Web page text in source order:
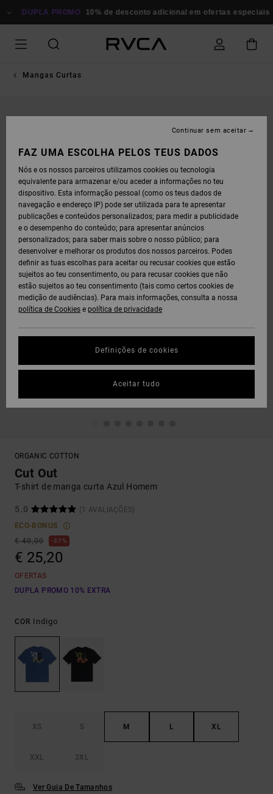
PARADUPLA PROMO 10% de desconto adicional em ofertas especiais
Mangas Curtas
ORGANIC COTTON
Cut Out
T-shirt de manga curta Azul Homem
5.0
(1 AVALIAÇÕES)
ECO-BONUS
€ 40,00
37%
€ 25,20
OFERTAS
DUPLA PROMO 10% EXTRA
COR Indigo
XS S M L XL
XXL 3XL
Ver Guia De Tamanhos
FAZ UMA ESCOLHA PELOS TEUS DADOS
Nós e os nossos parceiros utilizamos cookies ou tecnologia
equivalente para armazenar e/ou aceder a informações no teu
dispositivo. Esta informação pessoal (como os teus dados de
navegação e endereço IP) pode ser utilizada para te apresentar
publicações e conteúdos personalizados; para medir a publicidade
e o desempenho do conteúdo; para apresentar anúncios
personalizados; para saber mais sobre o nosso público; para
desenvolver e melhorar os produtos dos nossos parceiros. Podes
definir as tuas escolhas para aceitar ou recusar cookies que estão
sujeitos ao teu consentimento, ou para recusar cookies que não
estão sujeitos ao teu consentimento (tais como certos cookies de
medição de audiências). Para mais informações, consulta a nossa
política de Cookies e política de privacidade
Definições de cookies
Continuar sem aceitar
Aceitar tudo